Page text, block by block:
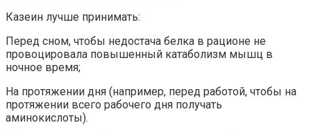
Казеин лучше принимать:
Перед сном, чтобы недостача белка в рационе не
провоцировала повышенный катаболизм мышц в
ночное время;
На протяжении дня (например, перед работой, чтобы на
протяжении всего рабочего дня получать
аминокислоты).